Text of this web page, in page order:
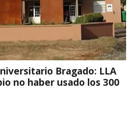
Bragado: LLA
no haber usado los 300